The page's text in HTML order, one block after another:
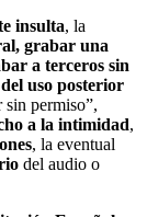
insulta, la
grabar una
a terceros sin
uso posterior
sin permiso”,
a la intimidad,
, la eventual
del audio o